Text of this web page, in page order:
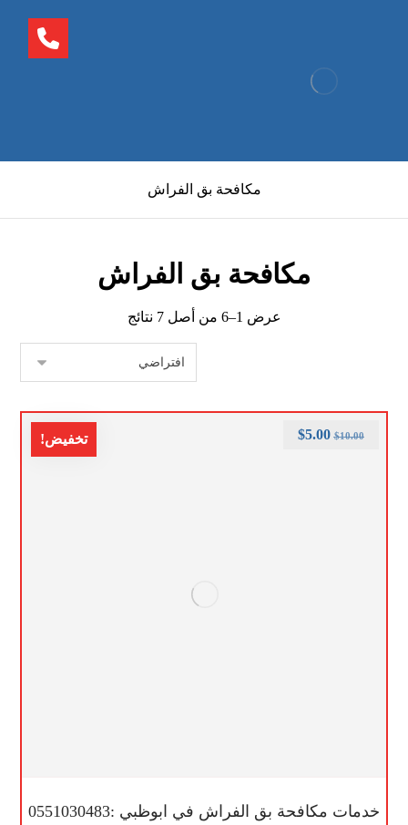
مكافحة بق الفراش
مكافحة بق الفراش
عرض 1–6 من أصل 7 نتائج
تخفيض!
خدمات مكافحة بق الفراش في ابوظبي :0551030483
$10.00
$5.00